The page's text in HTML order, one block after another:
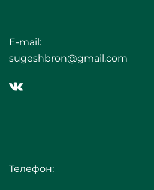
E-mail:
sugeshbron@gmail.com
Телефон: